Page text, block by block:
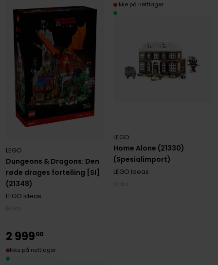
Dungeons & Dragons: Den
røde drages fortelling [SI]
(21348)
LEGO
LEGO Ideas
Home Alone (21330)
(Spesialimport)
LEGO
LEGO Ideas
Ikke på nettlager
299900
Ikke på nettlager